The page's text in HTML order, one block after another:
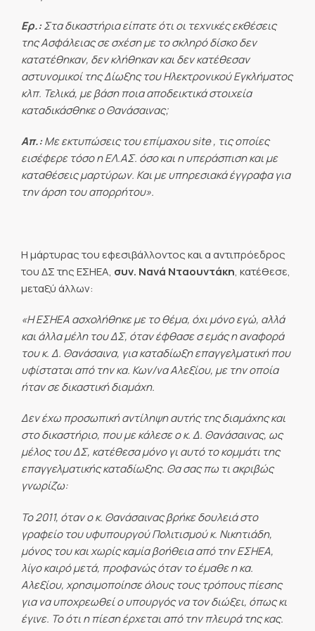
Ερ.:Στα δικαστήρια είπατε ότι οι τεχνικές εκθέσεις
της Ασφάλειας σε σχέση με το σκληρό δίσκο δεν
κατατέθηκαν, δεν κλήθηκαν και δεν κατέθεσαν
αστυνομικοί της Δίωξης του Ηλεκτρονικού Εγκλήματος
κλπ. Τελικά, με βάση ποια αποδεικτικά στοιχεία
καταδικάσθηκε ο Θανάσαινας;
Απ.:Με εκτυπώσεις του επίμαχουsite, τις οποίες
εισέφερε τόσο η ΕΛ.ΑΣ. όσο και η υπεράσπιση και με
καταθέσεις μαρτύρων. Και με υπηρεσιακά έγγραφα για
την άρση του απορρήτου».
Η μάρτυρας του εφεσιβάλλοντος και α αντιπρόεδρος
του ΔΣ της ΕΣΗΕΑ, συν. Νανά Νταουντάκη, κατέθεσε,
μεταξύ άλλων:
«Η ΕΣΗΕΑ ασχολήθηκε με το θέμα, όχι μόνο εγώ, αλλά
και άλλα μέλη του ΔΣ, όταν έφθασε σ εμάς η αναφορά
του κ. Δ. Θανάσαινα, για καταδίωξη επαγγελματική που
υφίσταται από την κα. Κων/να Αλεξίου, με την οποία
ήταν σε δικαστική διαμάχη.
Δεν έχω προσωπική αντίληψη αυτής της διαμάχης και
στο δικαστήριο, που με κάλεσε ο κ. Δ. Θανάσαινας, ως
μέλος του ΔΣ, κατέθεσα μόνο γι αυτό το κομμάτι της
επαγγελματικής καταδίωξης. Θα σας πω τι ακριβώς
γνωρίζω:
Το 2011, όταν ο κ. Θανάσαινας βρήκε δουλειά στο
γραφείο του υφυπουργού Πολιτισμού κ. Νικητιάδη,
μόνος του και χωρίς καμία βοήθεια από την ΕΣΗΕΑ,
λίγο καιρό μετά, προφανώς όταν το έμαθε η κα.
Αλεξίου, χρησιμοποίησε όλους τους τρόπους πίεσης
για να υποχρεωθεί ο υπουργός να τον διώξει, όπως κι
έγινε. Το ότι η πίεση έρχεται από την πλευρά της κας.